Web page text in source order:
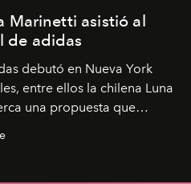
Marinetti asistió al
de adidas
debutó en Nueva York
entre ellos la chilena Luna
una propuesta que